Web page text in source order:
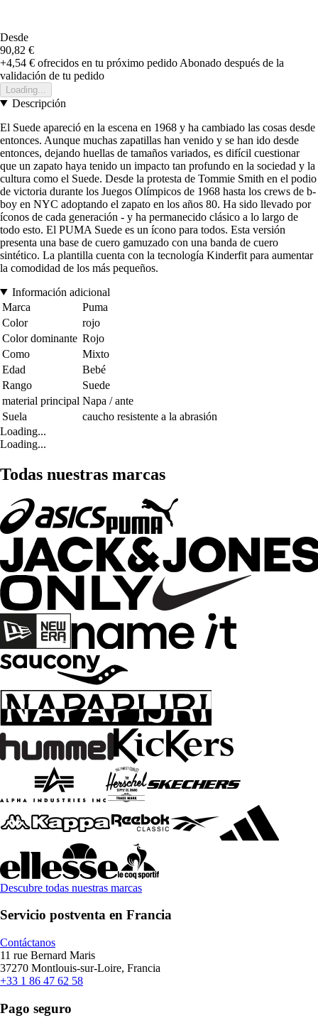
Desde
90,82 €
+4,54 € ofrecidos en tu próximo pedido Abonado después de la
validación de tu pedido
Loading...
Descripción
El Suede apareció en la escena en 1968 y ha cambiado las cosas desde
entonces. Aunque muchas zapatillas han venido y se han ido desde
entonces, dejando huellas de tamaños variados, es difícil cuestionar
que un zapato haya tenido un impacto tan profundo en la sociedad y la
cultura como el Suede. Desde la protesta de Tommie Smith en el podio
de victoria durante los Juegos Olímpicos de 1968 hasta los crews de b-
boy en NYC adoptando el zapato en los años 80. Ha sido llevado por
íconos de cada generación - y ha permanecido clásico a lo largo de
todo esto. El PUMA Suede es un ícono para todos. Esta versión
presenta una base de cuero gamuzado con una banda de cuero
sintético. La plantilla cuenta con la tecnología Kinderfit para aumentar
la comodidad de los más pequeños.
Información adicional
Marca
Puma
Color
rojo
Color dominante Rojo
Como
Mixto
Edad
Bebé
Rango
Suede
material principal Napa / ante
Suela
caucho resistente a la abrasión
Loading...
Loading...
Todas nuestras marcas
Descubre todas nuestras marcas
Servicio postventa en Francia
Contáctanos
11 rue Bernard Maris
37270 Montlouis-sur-Loire, Francia
+33 1 86 47 62 58
Pago seguro